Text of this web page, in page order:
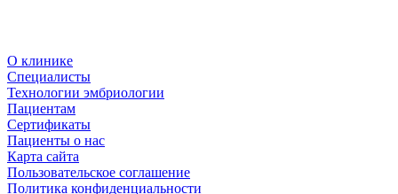
О клинике
Специалисты
Технологии эмбриологии
Пациентам
Сертификаты
Пациенты о нас
Карта сайта
Пользовательское соглашение
Политика конфиденциальности